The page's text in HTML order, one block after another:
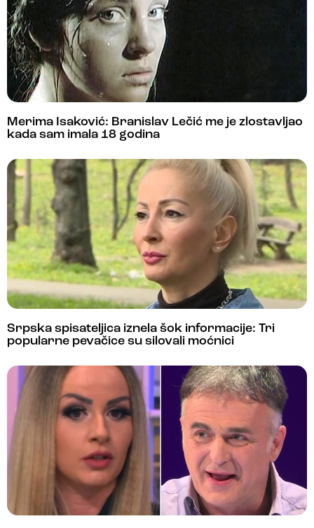
Merima Isaković: Branislav Lečić me je zlostavljao
kada sam imala 18 godina
Srpska spisateljica iznela šok informacije: Tri
popularne pevačice su silovali moćnici